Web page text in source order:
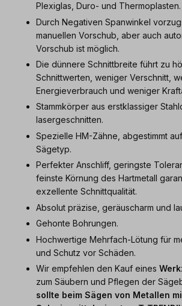
Plexiglas, Duro- und Thermoplasten.
Durch Negativen Spanwinkel
manuellen Vorschub, aber auch
Vorschub ist möglich.
Die dünnere Schnittbreite führt zu
Schnittwerten, weniger Verschnitt,
Energieverbrauch und weniger
Stammkörper aus erstklassiger
lasergeschnitten.
Spezielle HM-Zähne, abgestimmt
Sägetyp.
Perfekter Anschliff, geringste
feinste Körnung des Hartmetall
exzellente Schnittqualität.
Absolut präzise, geräuscharm und
Gehonte Bohrungen.
Hochwertige Mehrfach-Lötung für
und Schutz vor Schäden.
Wir empfehlen den Kauf eines
zum Säubern und Pflegen der
sollte beim Sägen von Metallen